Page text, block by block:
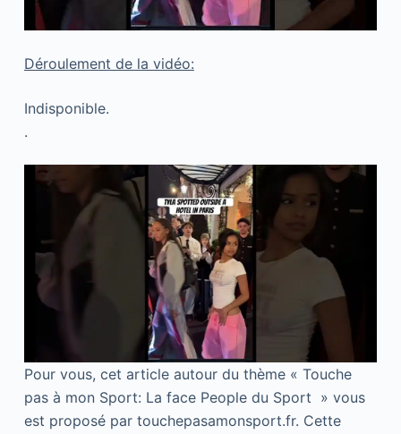
Déroulement de la vidéo:
Indisponible.
.
Pour vous, cet article autour du thème « Touche
pas à mon Sport: La face People du Sport » vous
est proposé par touchepasamonsport.fr. Cette